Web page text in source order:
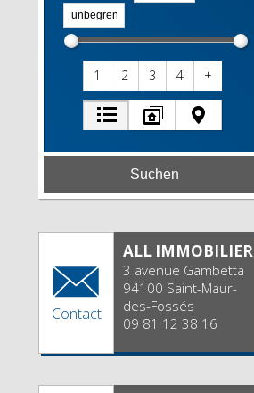
1 2 3 4 +
Contact
ALL IMMOBILIER
3 avenue Gambetta
94100 Saint-Maur-
des-Fossés
09 81 12 38 16